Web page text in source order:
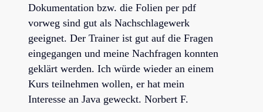
Dokumentation bzw. die Folien per pdf
vorweg sind gut als Nachschlagewerk
geeignet. Der Trainer ist gut auf die Fragen
eingegangen und meine Nachfragen konnten
geklärt werden. Ich würde wieder an einem
Kurs teilnehmen wollen, er hat mein
Interesse an Java geweckt. Norbert F.